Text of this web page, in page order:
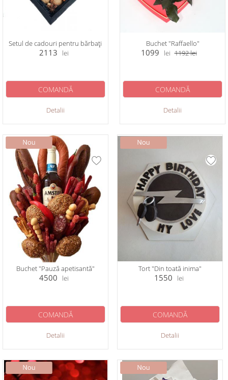
Setul de cadouri pentru bărbați
2113 lei
Detalii
COMANDĂ
Buchet "Raffaello"
1099 lei 1192lei
Detalii
COMANDĂ
Buchet "Pauză apetisantă"
4500 lei
Detalii
COMANDĂ
Tort "Din toată inima"
1550 lei
Detalii
COMANDĂ